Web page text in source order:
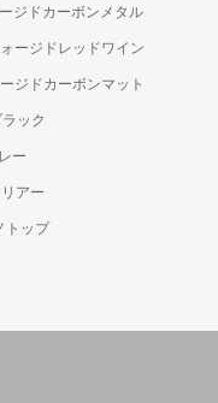
ジドカーボンメタル
ージドレッドワイン
ジドカーボンマット
ック
ー
アー
ップ